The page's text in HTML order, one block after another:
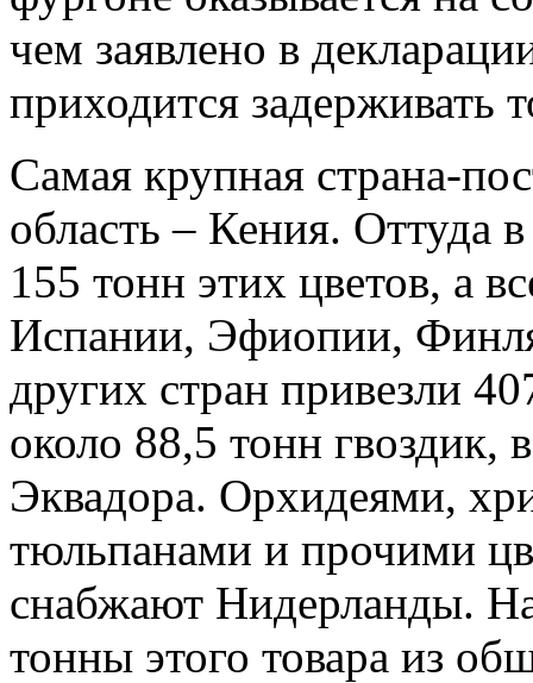
чем заявлено в
приходится задерживать
Самая крупная страна-
область – Кения. Оттуда
155 тонн этих цветов, а
Испании, Эфиопии,
других стран привезли
около 88,5 тонн
Эквадора. Орхидеями,
тюльпанами и прочими
снабжают Нидерланды.
тонны этого товара из